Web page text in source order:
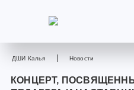
ДШИ Калья Новости
КОНЦЕРТ,